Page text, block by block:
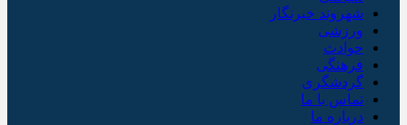
شهروند خبرنگار
ورزشی
حوادث
فرهنگی
گردشگری
تماس با ما
درباره ما